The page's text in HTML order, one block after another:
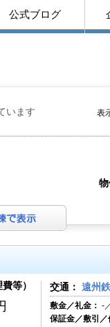
公式ブログ
います 表
物
等） 交通： 遠州
敷金／礼金： -
保証金／敷引／